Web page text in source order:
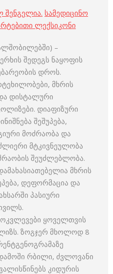
შენგელია. სამედიცინო
ლექსიკონი
–
შედეგს ნაყოფის
დროს.
მხრის
დისტალური
დიაფიზური
შეშუპება,
მოძრაობა და
მტკივნეულობა
შეუძლებლობა.
მხრის
დეფორმაცია და
პასიური
ყოველთვის
ზოგჯერ მხოლოდ 8
რბილი, ძვლოვანი
კიდურის